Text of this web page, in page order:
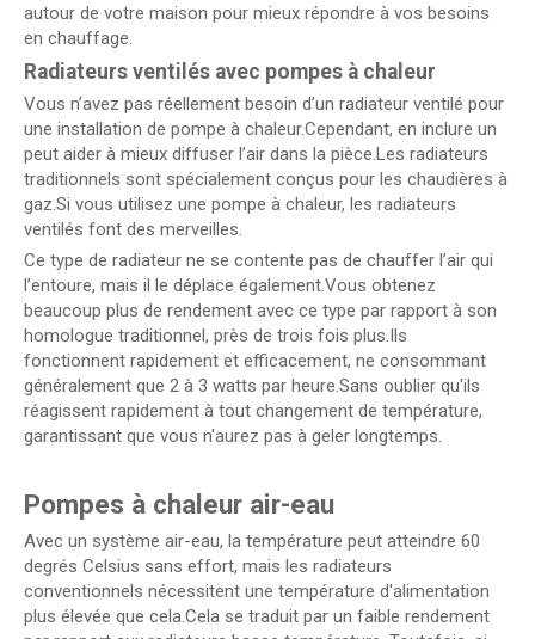
autour de votre maison pour mieux répondre à vos besoins
en chauffage.
Radiateurs ventilés avec pompes à chaleur
Vous n’avez pas réellement besoin d’un radiateur ventilé pour
une installation de pompe à chaleur.Cependant, en inclure un
peut aider à mieux diffuser l’air dans la pièce.Les radiateurs
traditionnels sont spécialement conçus pour les chaudières à
gaz.Si vous utilisez une pompe à chaleur, les radiateurs
ventilés font des merveilles.
Ce type de radiateur ne se contente pas de chauffer l’air qui
l’entoure, mais il le déplace également.Vous obtenez
beaucoup plus de rendement avec ce type par rapport à son
homologue traditionnel, près de trois fois plus.Ils
fonctionnent rapidement et efficacement, ne consommant
généralement que 2 à 3 watts par heure.Sans oublier qu'ils
réagissent rapidement à tout changement de température,
garantissant que vous n'aurez pas à geler longtemps.
Pompes à chaleur air-eau
Avec un système air-eau, la température peut atteindre 60
degrés Celsius sans effort, mais les radiateurs
conventionnels nécessitent une température d'alimentation
plus élevée que cela.Cela se traduit par un faible rendement